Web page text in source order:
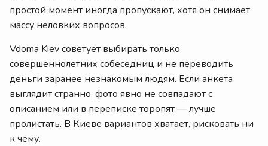
простой момент иногда пропускают, хотя он снимает
массу неловких вопросов.
Vdoma Kiev советует выбирать только
совершеннолетних собеседниц и не переводить
деньги заранее незнакомым людям. Если анкета
выглядит странно, фото явно не совпадают с
описанием или в переписке торопят — лучше
пролистать. В Киеве вариантов хватает, рисковать ни
к чему.